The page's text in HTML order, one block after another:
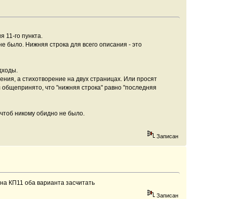
11-го пункта.
было. Нижняя строка для всего описания - это
а стихотворение на двух страницах. Или просят
что "нижняя строка" равно "последняя
никому обидно не было.
Записан
КП11 оба варианта засчитать
Записан